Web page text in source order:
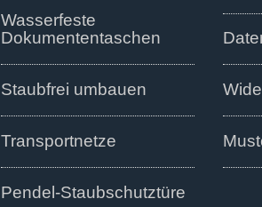
Wasserfeste
Dokumententaschen
Staubfrei umbauen
Transportnetze
Pendel-Staubschutztüre